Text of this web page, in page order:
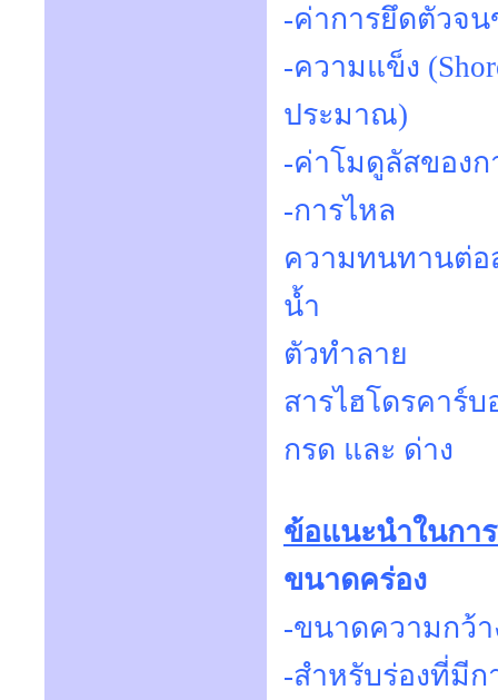
-ค่าการ
-ความแข็
ประมาณ)
-ค่าโมดูลัสขอ
-กา
ความทนทาน
น้
ตัวทำ
สารไฮโ
กรด แล
ข้อแนะนำในกา
ขนาดคร่อง
-ขนาดความกว้า
-สำหรับร่องที่มีก